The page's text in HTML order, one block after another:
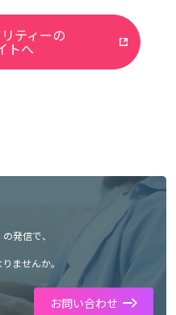
ティーの
トへ
の発信で、
ませんか。
お問い合わせ